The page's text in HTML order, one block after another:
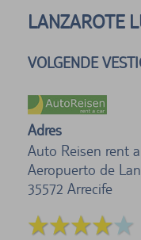
LANZAROTE
VOLGENDE
Adres
Auto Reisen rent
Aeropuerto de
35572 Arrecife